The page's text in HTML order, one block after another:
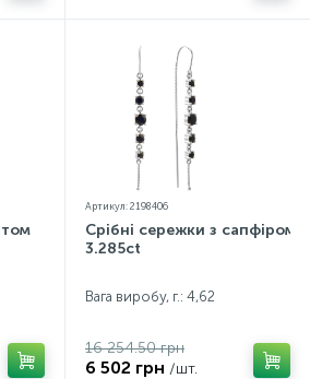
Артикул: 2198406
Срібні сережки з сапфіром
3.285ct
Вага виробу, г.: 4,62
16 254.50 грн
6 502 грн /шт.